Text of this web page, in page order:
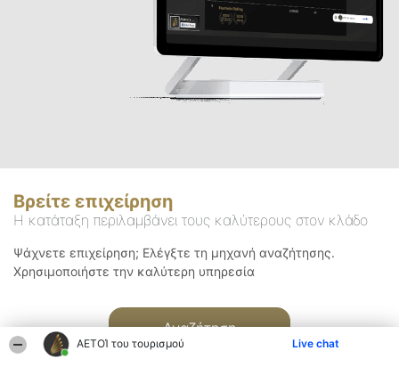
ΑΕΤΟΊ του τουρισμού Live chat
Βρείτε επιχείρηση
Η κατάταξη περιλαμβάνει τους καλύτερους στον κλάδο
Ψάχνετε επιχείρηση; Ελέγξτε τη μηχανή αναζήτησης.
Χρησιμοποιήστε την καλύτερη υπηρεσία
Αναζήτηση